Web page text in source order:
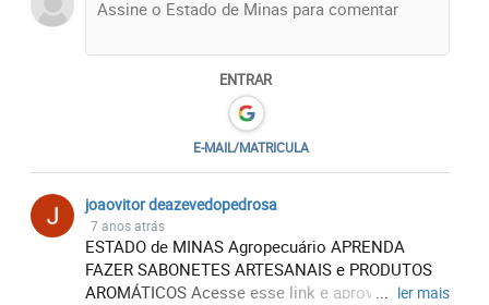
azeitonas
(foto: Vânia Cristina/Divulgação)
artesanale como acolheita
entre os meses de janeiro e abril, Vânia
desenvolveu uma técnica para armazenar o bagaço,
que é recolhido na Epamig da cidade. Mas a
empresa estatal vem desenvolvendo tecnologias
para utilização do óleo e do caroço do abacate,
ENTRAR
E-MAIL/MATRICULA
joaovitor deazevedopedrosa
7 anos atrás
ESTADO de MINAS Agropecuário APRENDA
FAZER SABONETES ARTESANAIS e PRODUTOS
AROMÁTICOS Acesse esse link e aproveite :
... ler mais